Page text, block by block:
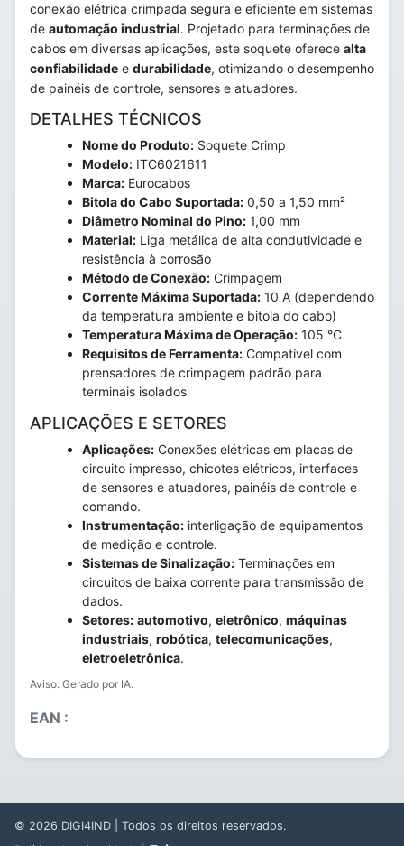
conexão elétrica crimpada segura e eficiente em sistemas
de automação industrial. Projetado para terminações de
cabos em diversas aplicações, este soquete oferece alta
confiabilidade e durabilidade, otimizando o desempenho
de painéis de controle, sensores e atuadores.
DETALHES TÉCNICOS
Nome do Produto: Soquete Crimp
Modelo: ITC6021611
Marca: Eurocabos
Bitola do Cabo Suportada: 0,50 a 1,50 mm²
Diâmetro Nominal do Pino: 1,00 mm
Material: Liga metálica de alta condutividade e
resistência à corrosão
Método de Conexão: Crimpagem
Corrente Máxima Suportada: 10 A (dependendo
da temperatura ambiente e bitola do cabo)
Temperatura Máxima de Operação: 105 °C
Requisitos de Ferramenta: Compatível com
prensadores de crimpagem padrão para
terminais isolados
APLICAÇÕES E SETORES
Aplicações: Conexões elétricas em placas de
circuito impresso, chicotes elétricos, interfaces
de sensores e atuadores, painéis de controle e
comando.
Instrumentação: interligação de equipamentos
de medição e controle.
Sistemas de Sinalização: Terminações em
circuitos de baixa corrente para transmissão de
dados.
Setores: automotivo, eletrônico, máquinas
industriais, robótica, telecomunicações,
eletroeletrônica.
Aviso: Gerado por IA.
EAN :
© 2026 DIGI4IND | Todos os direitos reservados.